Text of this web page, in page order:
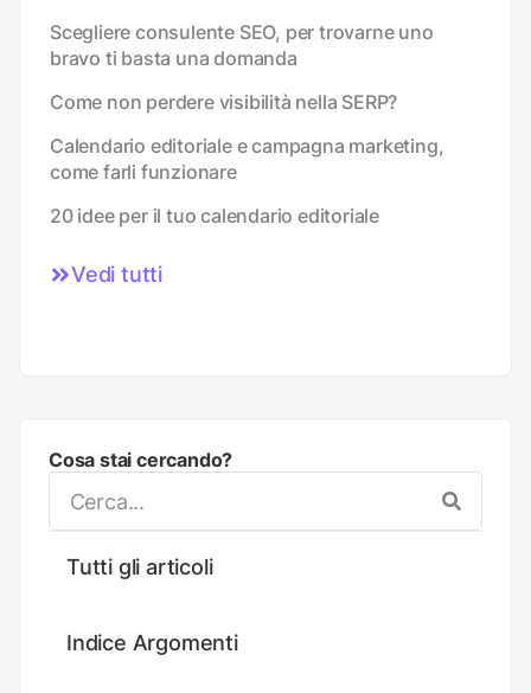
Scegliere consulente SEO, per trovarne uno
bravo ti basta una domanda
Come non perdere visibilità nella SERP?
Calendario editoriale e campagna marketing,
come farli funzionare
20 idee per il tuo calendario editoriale
Vedi tutti
Cosa stai cercando?
Tutti gli articoli
Indice Argomenti